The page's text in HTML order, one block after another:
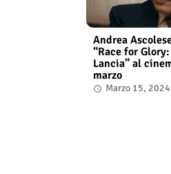
Andrea
“Race for
Lancia” al
marzo
Marzo 15, 2024